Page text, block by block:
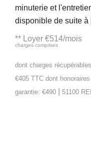
minuterie et
disponible de suite à
** Loyer €514/mois
charges comprises
dont charges
€405 TTC dont
garantie: €490
51100